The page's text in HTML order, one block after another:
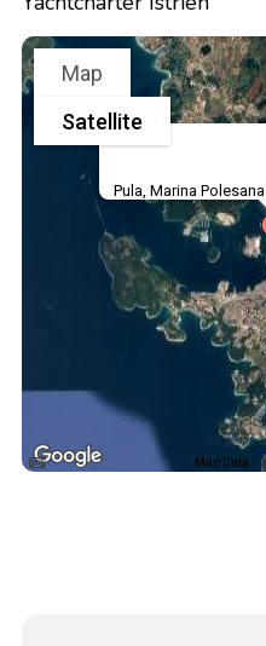
Pula, Marina Polesana
Map
Satellite
Map Data